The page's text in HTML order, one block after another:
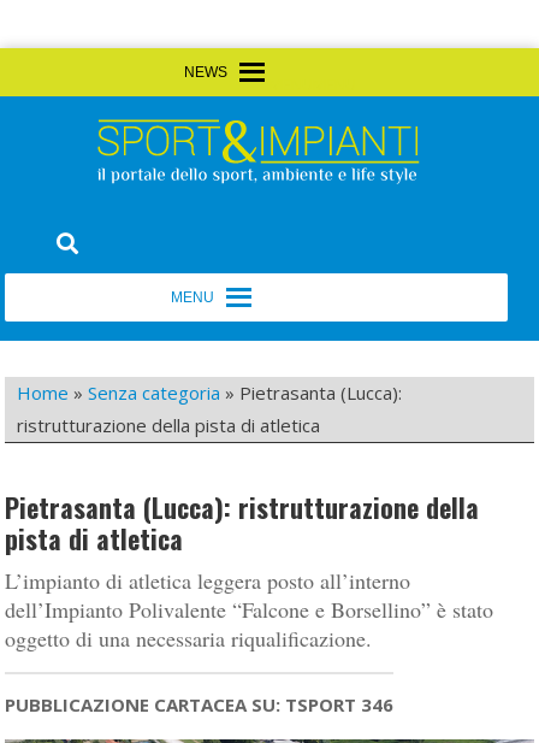
to
Sport&Impianti
Home »Senza categoria » Pietrasanta (Lucca):
ristrutturazione della pista di atletica
Pietrasanta (Lucca): ristrutturazione della
pista di atletica
L’impianto di atletica leggera posto all’interno
dell’Impianto Polivalente “Falcone e Borsellino” è stato
oggetto di una necessaria riqualificazione.
PUBBLICAZIONE CARTACEA SU: TSPORT 346